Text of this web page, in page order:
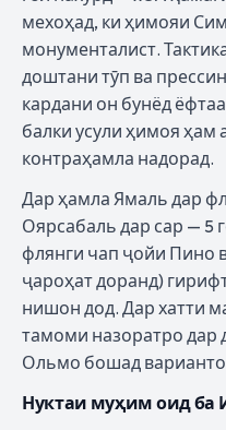
мехоҳад, ки ҳимояи
монументалист.
доштани тӯп ва
кардани он бунёд
балки усули ҳимоя ҳам
контраҳамла надорад.
Дар ҳамла Ямаль дар
Оярсабаль дар сар — 5
флянги чап ҷойи Пино
ҷароҳат доранд)
нишон дод. Дар хатти
тамоми назоратро дар
Ольмо бошад
Нуктаи муҳим оид ба